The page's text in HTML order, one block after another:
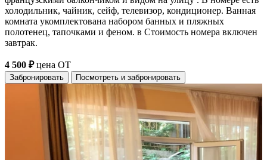
холодильник, чайник, сейф, телевизор, кондиционер. Ванная
комната укомплектована набором банных и пляжных
полотенец, тапочками и феном. в Стоимость номера включен
завтрак.
4 500 ₽цена ОТ
Забронировать Посмотреть и забронировать